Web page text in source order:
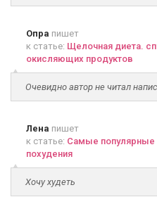
Опра пишет
к статье: Щелочная диета.
окисляющих продуктов
Очевидно автор не читал
Лена пишет
к статье: Самые популярные
похудения
Хочу худеть